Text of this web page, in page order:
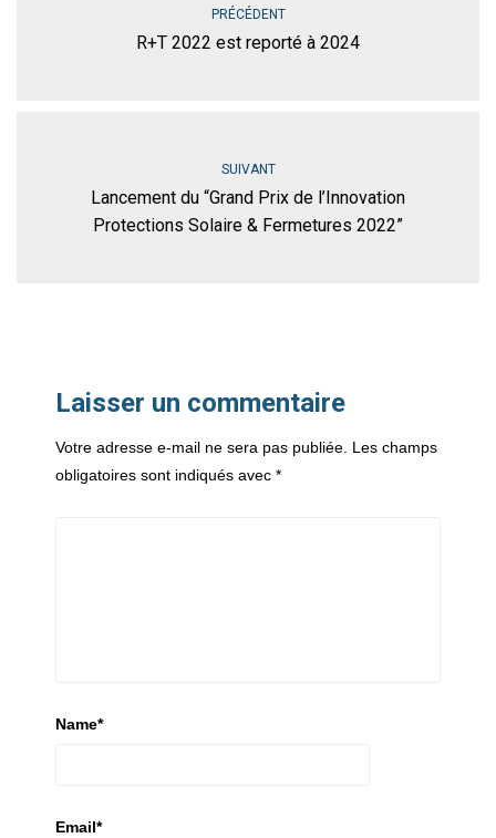
PRÉCÉDENT
R+T 2022 est reporté à 2024
SUIVANT
Lancement du “Grand Prix de l’Innovation
Protections Solaire & Fermetures 2022”
Laisser un commentaire
Votre adresse e-mail ne sera pas publiée. Les champs
obligatoires sont indiqués avec *
Name*
Email*